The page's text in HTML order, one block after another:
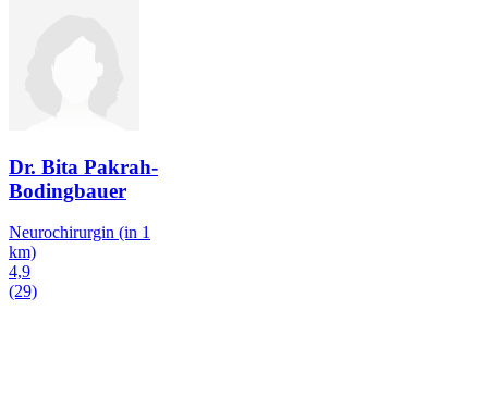
Dr. Bita Pakrah-
Bodingbauer
Neurochirurgin (in 1
km)
4,9
(29)